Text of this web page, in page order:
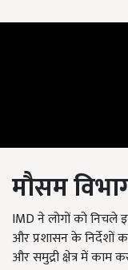
मौसम
IMD ने लोगों को निचले
और प्रशासन के निर्देशों
और समुद्री क्षेत्र में काम